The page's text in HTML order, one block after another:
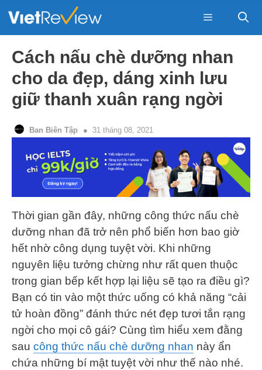
Menu
Cách nấu chè dưỡng nhan
cho da đẹp, dáng xinh lưu
giữ thanh xuân rạng ngời
Ban Biên Tập 31 tháng 08, 2021
Thời gian gần đây, những công thức nấu chè
dưỡng nhan đã trở nên phổ biến hơn bao giờ
hết nhờ công dụng tuyệt vời. Khi những
nguyên liệu tưởng chừng như rất quen thuộc
trong gian bếp kết hợp lại liệu sẽ tạo ra điều gì?
Bạn có tin vào một thức uống có khả năng “cải
tử hoàn đồng” đánh thức nét đẹp tươi tắn rạng
ngời cho mọi cô gái? Cùng tìm hiểu xem đằng
sau công thức nấu chè dưỡng nhan này ẩn
chứa những bí mật tuyệt vời như thế nào nhé.